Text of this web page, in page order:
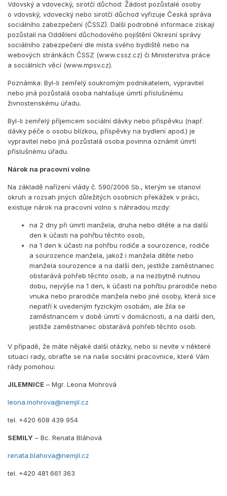
Vdovský a vdovecký, sirotčí důchod: Žádost pozůstalé osoby
o vdovský, vdovecký nebo sirotčí důchod vyřizuje Česká správa
sociálního zabezpečení (ČSSZ). Další podrobné informace získají
pozůstalí na Oddělení důchodového pojištění Okresní správy
sociálního zabezpečení dle místa svého bydliště nebo na
webových stránkách ČSSZ (www.cssz.cz) či Ministerstva práce
a sociálních věcí (www.mpsv.cz).
Poznámka: Byl-li zemřelý soukromým podnikatelem, vypravitel
nebo jiná pozůstalá osoba nahlašuje úmrtí příslušnému
živnostenskému úřadu.
Byl-li zemřelý příjemcem sociální dávky nebo příspěvku (např.
dávky péče o osobu blízkou, příspěvky na bydlení apod.) je
vypravitel nebo jiná pozůstalá osoba povinna oznámit úmrtí
příslušnému úřadu.
Nárok na pracovní volno
Na základě nařízení vlády č. 590/2006 Sb., kterým se stanoví
okruh a rozsah jiných důležitých osobních překážek v práci,
existuje nárok na pracovní volno s náhradou mzdy:
na 2 dny při úmrtí manžela, druha nebo dítěte a na další
den k účasti na pohřbu těchto osob,
na 1 den k účasti na pohřbu rodiče a sourozence, rodiče
a sourozence manžela, jakož i manžela dítěte nebo
manžela sourozence a na další den, jestliže zaměstnanec
obstarává pohřeb těchto osob, a na nezbytně nutnou
dobu, nejvýše na 1 den, k účasti na pohřbu prarodiče nebo
vnuka nebo prarodiče manžela nebo jiné osoby, která sice
nepatří k uvedeným fyzickým osobám, ale žila se
zaměstnancem v době úmrtí v domácnosti, a na další den,
jestliže zaměstnanec obstarává pohřeb těchto osob.
V případě, že máte nějaké další otázky, nebo si nevíte v některé
situaci rady, obraťte se na naše sociální pracovnice, které Vám
rády pomohou:
JILEMNICE – Mgr. Leona Mohrová
leona.mohrova@nemjil.cz
tel. +420 608 439 954
SEMILY – Bc. Renata Bláhová
renata.blahova@nemjil.cz
tel. +420 481 661 363